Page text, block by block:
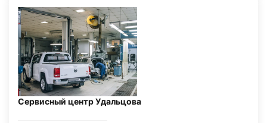
Сервисный центр Удальцова